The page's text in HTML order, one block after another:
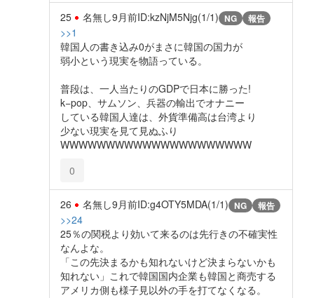
25 名無し9月前ID:kzNjM5Njg(1/1) NG 報告
>>1
韓国人の書き込み0がまさに韓国の国力が
弱小という現実を物語っている。
普段は、一人当たりのGDPで日本に勝った!
k−pop、サムソン、兵器の輸出でオナニー
している韓国人達は、外貨準備高は台湾より
少ない現実を見て見ぬふり
WWWWWWWWWWWWWWWWWWWWW
0
26 名無し9月前ID:g4OTY5MDA(1/1) NG 報告
>>24
25％の関税より効いて来るのは先行きの不確実性
なんよな。
「この先決まるかも知れないけど決まらないかも
知れない」これで韓国国内企業も韓国と商売する
アメリカ側も様子見以外の手を打てなくなる。